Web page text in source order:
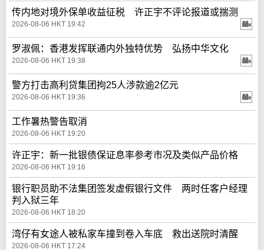
传内地对境外保单收益征税 许正宇不评论报道或揣测
2026-08-06 HKT 19:42
罗淑佩：香港发挥联通内外独特优势 弘扬中华文化
2026-08-06 HKT 19:38
警方打击高利贷集团拘25人涉款逾2亿元
2026-08-06 HKT 19:36
工作暑热警告取消
2026-08-06 HKT 19:20
许正宇：新一批银债保证息率参考市况及类似产品价格
2026-08-06 HKT 19:16
银行职员助不法集团签发虚假银行文件 两时任客户经理
判入狱三年
2026-08-06 HKT 18:20
湾仔有女途人被私家车撞到卷入车底 救出送院时清醒
2026-08-06 HKT 17:24